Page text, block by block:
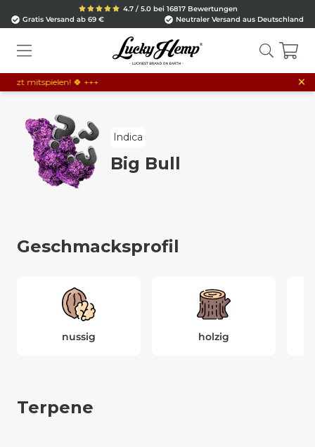
4.7 / 5.0 bei 16817 Bewertungen
Gratis Versand ab 69 €
Neutraler Versand aus Deutschland
mitspielen! 🍀 +++ ×
Indica
Big Bull
Geschmacksprofil
nussig holzig
Terpene